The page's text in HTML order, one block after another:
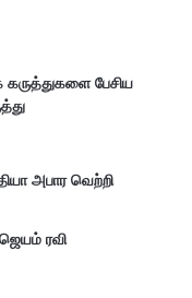
கருத்துகளை பேசிய
அபார வெற்றி
ரவி